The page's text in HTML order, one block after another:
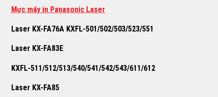
Mực máy in Panasonic Laser
Laser KX-FA76A KXFL-501/502/503/523/551
Laser KX-FA83E
KXFL-511/512/513/540/541/542/543/611/612
Laser KX-FA85